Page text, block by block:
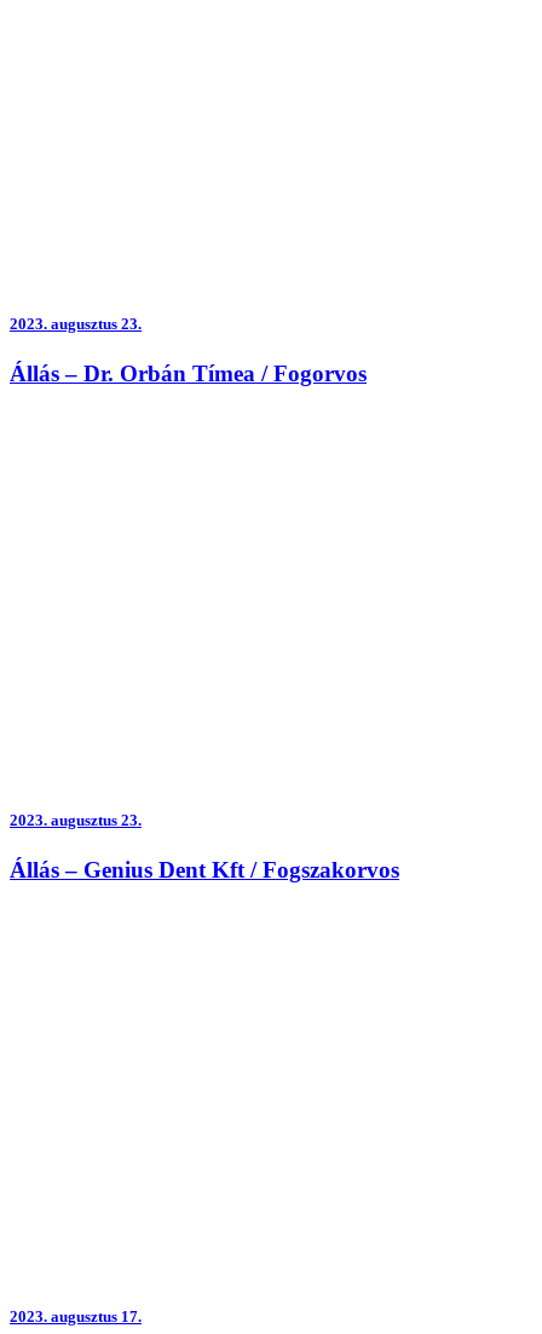
2023. augusztus 23.
Állás – Dr. Orbán Tímea / Fogorvos
2023. augusztus 23.
Állás – Genius Dent Kft / Fogszakorvos
2023. augusztus 17.